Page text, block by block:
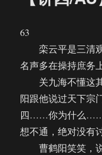
63
栾云平是三清观
名声多在操持庶务
关九海不懂这其
阳跟他说过天下宗
四……你为什么……
想不通，绝对没有
曹鹤阳笑笑，说